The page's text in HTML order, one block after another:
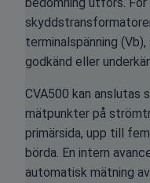
bedömning utförs. För
terminalspänning
godkänd eller
CVA500 kan
mätpunkter på
primärsida, upp till
börda. En intern
automatisk mätning